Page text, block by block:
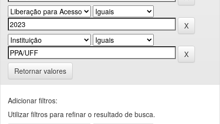
Retornar valores
Adicionar filtros:
Utilizar filtros para refinar o resultado de busca.